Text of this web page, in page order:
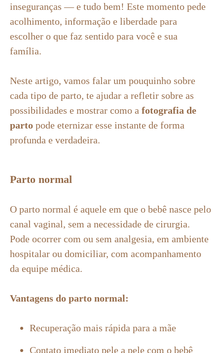
inseguranças — e tudo bem! Este momento pede
acolhimento, informação e liberdade para
escolher o que faz sentido para você e sua
família.
Neste artigo, vamos falar um pouquinho sobre
cada tipo de parto, te ajudar a refletir sobre as
possibilidades e mostrar como a fotografia de
parto pode eternizar esse instante de forma
profunda e verdadeira.
Parto normal
O parto normal é aquele em que o bebê nasce pelo
canal vaginal, sem a necessidade de cirurgia.
Pode ocorrer com ou sem analgesia, em ambiente
hospitalar ou domiciliar, com acompanhamento
da equipe médica.
Vantagens do parto normal:
Recuperação mais rápida para a mãe
Contato imediato pele a pele com o bebê